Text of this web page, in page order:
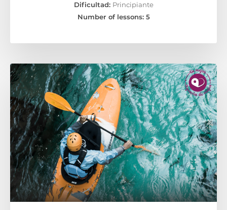
Dificultad: Principiante
Number of lessons: 5